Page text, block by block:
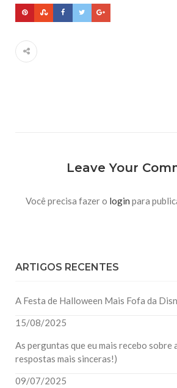
Leave Your
Você precisa fazer o login para
ARTIGOS RECENTES
A Festa de Halloween Mais Fofa da
15/08/2025
As perguntas que eu mais recebo sobre
respostas mais sinceras!)
09/07/2025